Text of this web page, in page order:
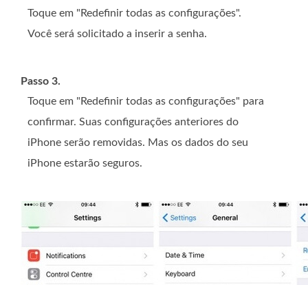
Toque em "Redefinir todas as configurações".
Você será solicitado a inserir a senha.
Passo 3.
Toque em "Redefinir todas as configurações" para
confirmar. Suas configurações anteriores do
iPhone serão removidas. Mas os dados do seu
iPhone estarão seguros.